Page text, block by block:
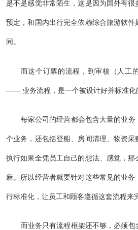
是不是感觉非常陌生，这是因为国外有很
预定，和国内出行完全依赖综合旅游软
同。
而这个订票的流程，到审核（人工
—— 业务流程，是一个被设计好并标准化
每家公司的经营都会包含大量的业
个业务，还包括登船、房间清理、物资
执行如果全凭员工自己的想法、感觉，
麻。所以经营者就要针对这些常见的业
行标准化，让员工和顾客遵循这套流程来
而业务只有流程框架还不够，必须